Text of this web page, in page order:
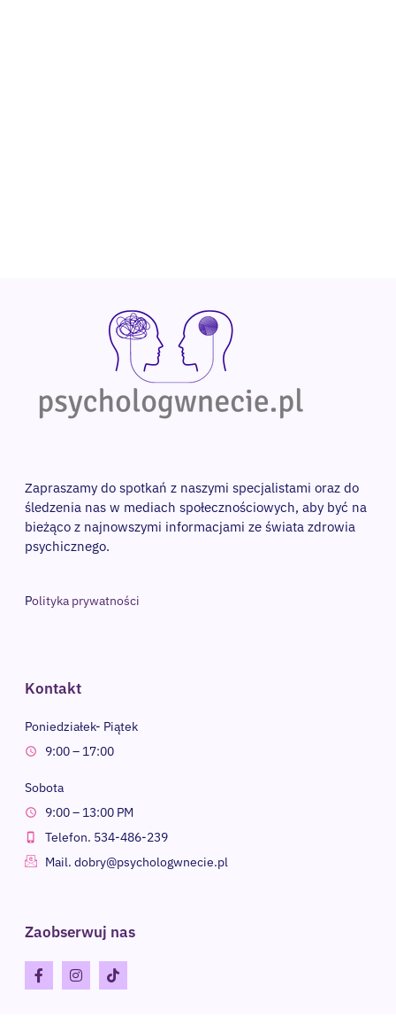
Zapraszamy do spotkań z naszymi specjalistami oraz do
śledzenia nas w mediach społecznościowych, aby być na
bieżąco z najnowszymi informacjami ze świata zdrowia
psychicznego.
Polityka prywatności
Kontakt
Poniedziałek- Piątek
9:00 – 17:00
Sobota
9:00 – 13:00 PM
Telefon. 534-486-239
Mail. dobry@psychologwnecie.pl
Zaobserwuj nas